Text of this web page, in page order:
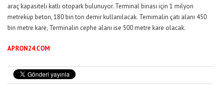
araç kapasiteli katlı otopark bulunuyor. Terminal binası için 1 milyon
metreküp beton, 180 bin ton demir kullanılacak. Ternimalin çatı alanı 450
bin metre kare, Terminalin cephe alanı ise 500 metre kare olacak.
APRON24.COM